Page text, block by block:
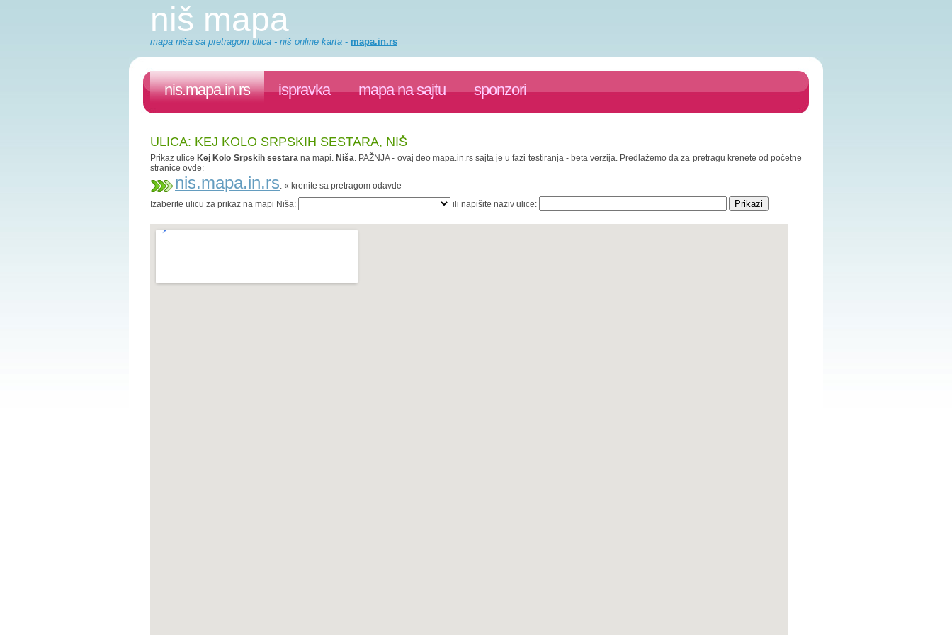
niš mapa
mapa niša sa pretragom ulica - niš online karta - mapa.in.rs
nis.mapa.in.rs ispravka mapa na sajtu sponzori
ULICA: KEJ KOLO SRPSKIH SESTARA, NIŠ
Prikaz ulice Kej Kolo Srpskih sestarana mapi. Niša. PAŽNJA - ovaj deo mapa.in.rs sajta je u fazi testiranja - beta verzija. Predlažemo da za pretragu krenete od početne
stranice ovde:
nis.mapa.in.rs. « krenite sa pretragom odavde
Izaberite ulicu za prikaz na mapi Niša:
ili napišite naziv ulice: